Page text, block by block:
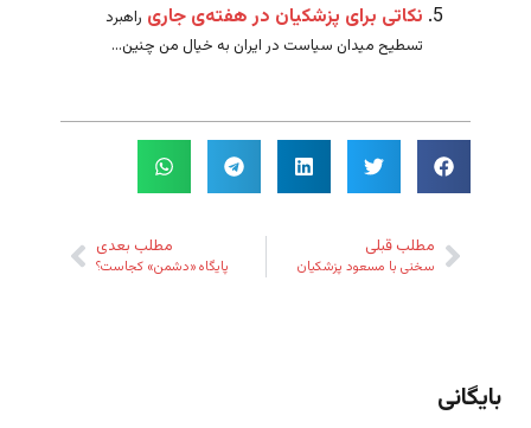
نکاتی برای پزشکیان در هفته‌ی جاری راهبرد
تسطیح میدان سیاست در ایران به خیال من چنین...
مطلب قبلی
سخنی با مسعود پزشکیان
مطلب بعدی
پایگاه «دشمن» کجاست؟
بایگانی